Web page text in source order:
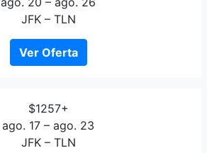
JFK – TLN
Ver Oferta
$1257+
ago. 17 – ago. 23
JFK – TLN